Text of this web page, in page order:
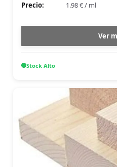
Precio:
1.98 €/ ml
Ver
StockAlto